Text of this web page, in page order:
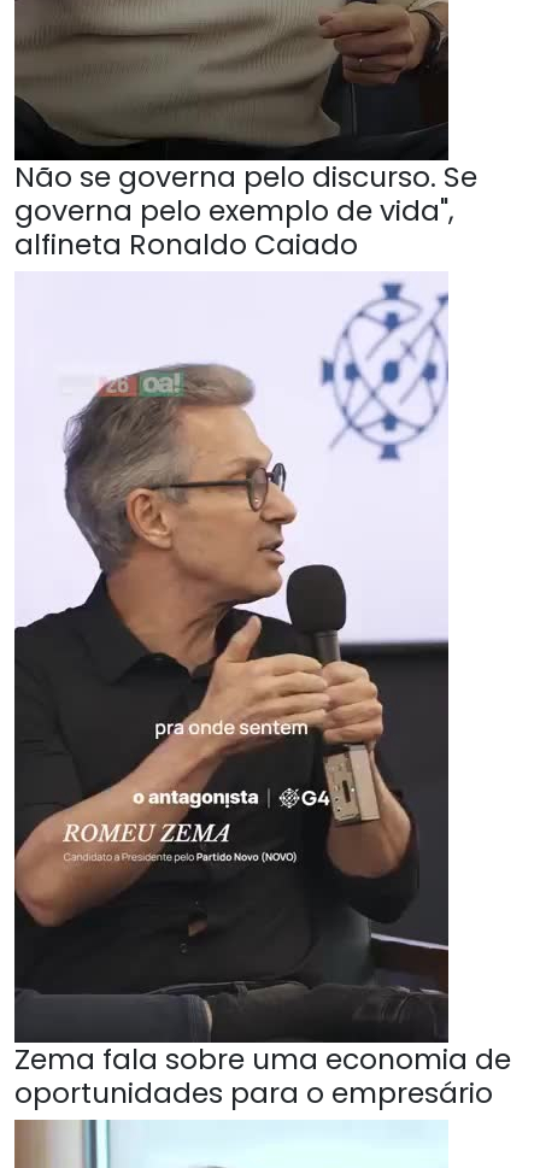
Não se governa pelo discurso. Se
governa pelo exemplo de vida",
alfineta Ronaldo Caiado
Zema fala sobre uma economia de
oportunidades para o empresário